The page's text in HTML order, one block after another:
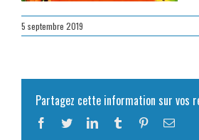
5 septembre 2019
Partagez cette information sur vos
Facebook
TwitterLinkedInTumblr PinterestEmail